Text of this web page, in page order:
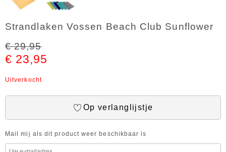
Strandlaken Vossen Beach Club Sunflower
€ 29,95
€ 23,95
Uitverkocht
Op verlanglijstje
Mail mij als dit product weer beschikbaar is